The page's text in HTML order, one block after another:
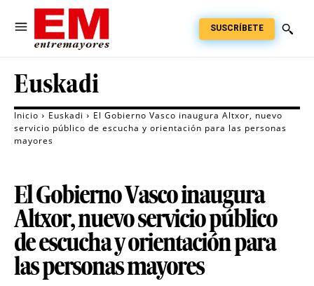
SUSCRÍBETE
Euskadi
Inicio Euskadi
El Gobierno Vasco inaugura Altxor, nuevo
servicio público de escucha y orientación para las personas
mayores
El Gobierno Vasco inaugura
Altxor, nuevo servicio público
de escucha y orientación para
las personas mayores